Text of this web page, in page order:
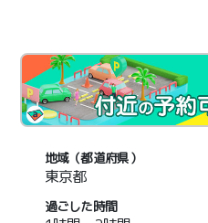
地域（都道府県）
東京都
過ごした時間